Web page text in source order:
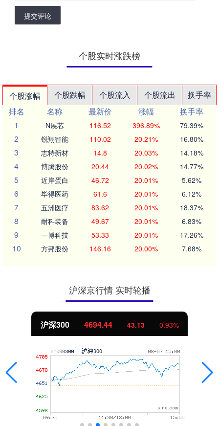
提交评论
个股实时涨跌榜
个股涨幅 个股跌幅 个股流入 个股流出
换手率
排名
名称 最新价 涨幅
换手率
1
N展芯 116.52 396.89% 79.39%
2 锐翔智能 110.02 20.21% 16.80%
3 志特新材 14.8 20.03% 14.18%
4 博腾股份 20.44 20.02% 14.77%
5 近岸蛋白 46.72 20.01% 5.62%
6 毕得医药 61.6 20.01% 6.12%
7 五洲医疗 83.62 20.01% 18.37%
8 耐科装备 49.67 20.01% 6.83%
9 一博科技 53.33 20.01% 17.26%
10 方邦股份 146.16 20.00% 7.68%
沪深京行情 实时轮播
北证50 1134.24 11.37 1.01%